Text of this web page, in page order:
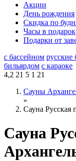
Акции
День рождения
Скидка по
Часы в подарок
Подарки от
с бассейном русские
бильярдом с караоке
4,2 21 5 1 21
Сауны
»
Сауна Русская
Сауна